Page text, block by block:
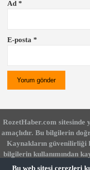
Ad *
E-posta *
RozetHaber.com sitesinde
amaçlıdır. Bu bilgilerin
Kaynakların güvenilirliği
bilgilerin kullanımından
zarardan RozetHaber.com
Bu web sitesi çerezleri